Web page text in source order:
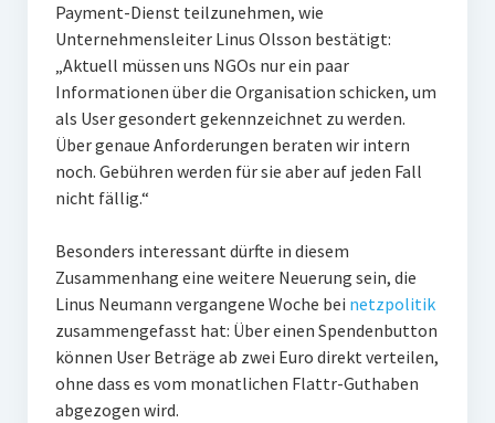
Zukunft der Bildung
Vom Trend zur Tonne
Payment-Dienst teilzunehmen, wie
Unternehmensleiter Linus Olsson bestätigt:
„Aktuell müssen uns NGOs nur ein paar
Informationen über die Organisation schicken, um
als User gesondert gekennzeichnet zu werden.
Über genaue Anforderungen beraten wir intern
noch. Gebühren werden für sie aber auf jeden Fall
nicht fällig.“
Besonders interessant dürfte in diesem
Zusammenhang eine weitere Neuerung sein, die
Linus Neumann vergangene Woche bei netzpolitik
zusammengefasst hat: Über einen Spendenbutton
können User Beträge ab zwei Euro direkt verteilen,
ohne dass es vom monatlichen Flattr-Guthaben
abgezogen wird.